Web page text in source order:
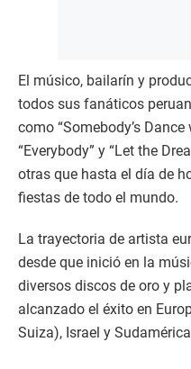
El músico, bailarín y
todos sus fanáticos
como “Somebody’s Dance
“Everybody” y “Let the
otras que hasta el día de
fiestas de todo el mundo.
La trayectoria de artista
desde que inició en la
diversos discos de oro y
alcanzado el éxito en
Suiza), Israel y